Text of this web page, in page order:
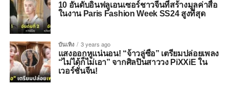
10 อันดับอินฟลูเอนเซอร์ชาวจีนที่สร้างมูลค่าสื่อ
ในงาน Paris Fashion Week SS24 สูงที่สุด
บันเทิง 3 years ago
แสงออกหูแน่นอน! “จ้าวลู่ซือ” เตรียมปล่อยเพลง
“ไม่ได้ก็ไม่เอา” จากศิลปินสาววง PiXXiE ใน
เวอร์ชั่นจีน!